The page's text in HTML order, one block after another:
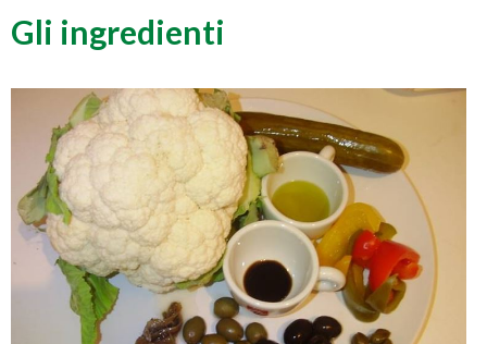
Gli ingredienti